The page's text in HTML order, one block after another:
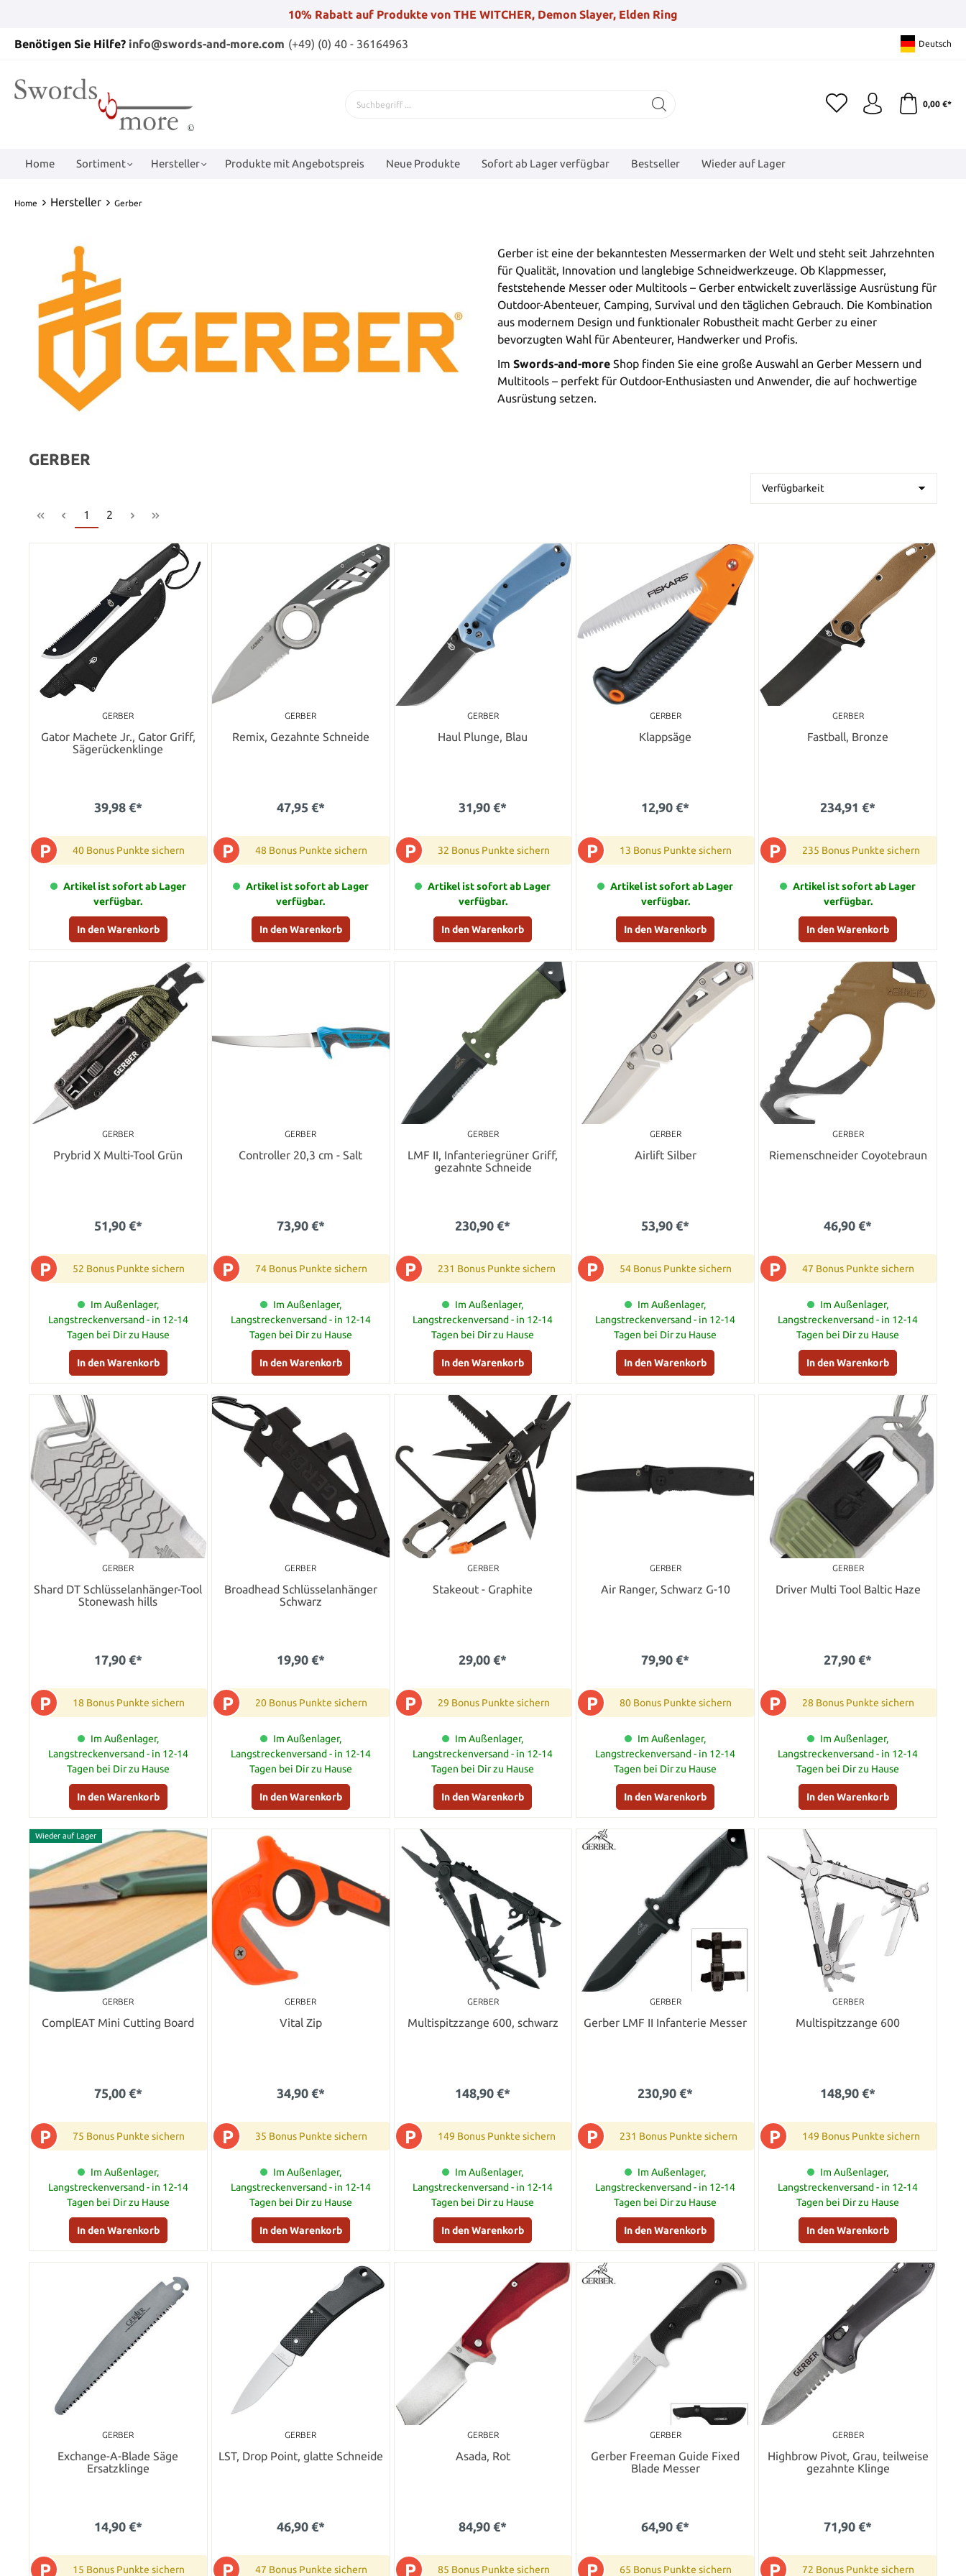
10% Rabatt auf Produkte von THE WITCHER, Demon Slayer, Elden Ring
Benötigen Sie Hilfe? info@swords-and-more.com (+49) (0) 40 - 36164963 Deutsch
0,00 €*
Home Sortiment Hersteller Produkte mit Angebotspreis Neue Produkte Sofort ab Lager verfügbar Bestseller Wieder auf Lager
Home Hersteller Gerber
Gerber ist eine der bekanntesten Messermarken der Welt und steht seit Jahrzehnten
für Qualität, Innovation und langlebige Schneidwerkzeuge. Ob Klappmesser,
feststehende Messer oder Multitools – Gerber entwickelt zuverlässige Ausrüstung für
Outdoor-Abenteuer, Camping, Survival und den täglichen Gebrauch. Die Kombination
aus modernem Design und funktionaler Robustheit macht Gerber zu einer
bevorzugten Wahl für Abenteurer, Handwerker und Profis.
Im Swords-and-more Shop finden Sie eine große Auswahl an Gerber Messern und
Multitools – perfekt für Outdoor-Enthusiasten und Anwender, die auf hochwertige
Ausrüstung setzen.
GERBER
1 2
GERBER
Gator Machete Jr., Gator Griff,
Sägerückenklinge
39,98 €*
P 40 Bonus Punkte sichern
Artikel ist sofort ab Lager
verfügbar.
In den Warenkorb
GERBER
Remix, Gezahnte Schneide
47,95 €*
P 48 Bonus Punkte sichern
Artikel ist sofort ab Lager
verfügbar.
In den Warenkorb
GERBER
Haul Plunge, Blau
31,90 €*
P 32 Bonus Punkte sichern
Artikel ist sofort ab Lager
verfügbar.
In den Warenkorb
GERBER
Klappsäge
12,90 €*
P 13 Bonus Punkte sichern
Artikel ist sofort ab Lager
verfügbar.
In den Warenkorb
GERBER
Fastball, Bronze
234,91 €*
P 235 Bonus Punkte sichern
Artikel ist sofort ab Lager
verfügbar.
In den Warenkorb
GERBER
Prybrid X Multi-Tool Grün
51,90 €*
P 52 Bonus Punkte sichern
Im Außenlager,
Langstreckenversand - in 12-14
Tagen bei Dir zu Hause
In den Warenkorb
GERBER
Controller 20,3 cm - Salt
73,90 €*
P 74 Bonus Punkte sichern
Im Außenlager,
Langstreckenversand - in 12-14
Tagen bei Dir zu Hause
In den Warenkorb
GERBER
LMF II, Infanteriegrüner Griff,
gezahnte Schneide
230,90 €*
P 231 Bonus Punkte sichern
Im Außenlager,
Langstreckenversand - in 12-14
Tagen bei Dir zu Hause
In den Warenkorb
GERBER
Airlift Silber
53,90 €*
P 54 Bonus Punkte sichern
Im Außenlager,
Langstreckenversand - in 12-14
Tagen bei Dir zu Hause
In den Warenkorb
GERBER
Riemenschneider Coyotebraun
46,90 €*
P 47 Bonus Punkte sichern
Im Außenlager,
Langstreckenversand - in 12-14
Tagen bei Dir zu Hause
In den Warenkorb
GERBER
Shard DT Schlüsselanhänger-Tool
Stonewash hills
17,90 €*
P 18 Bonus Punkte sichern
Im Außenlager,
Langstreckenversand - in 12-14
Tagen bei Dir zu Hause
In den Warenkorb
GERBER
Broadhead Schlüsselanhänger
Schwarz
19,90 €*
P 20 Bonus Punkte sichern
Im Außenlager,
Langstreckenversand - in 12-14
Tagen bei Dir zu Hause
In den Warenkorb
GERBER
Stakeout - Graphite
29,00 €*
P 29 Bonus Punkte sichern
Im Außenlager,
Langstreckenversand - in 12-14
Tagen bei Dir zu Hause
In den Warenkorb
GERBER
Air Ranger, Schwarz G-10
79,90 €*
P 80 Bonus Punkte sichern
Im Außenlager,
Langstreckenversand - in 12-14
Tagen bei Dir zu Hause
In den Warenkorb
GERBER
Driver Multi Tool Baltic Haze
27,90 €*
P 28 Bonus Punkte sichern
Im Außenlager,
Langstreckenversand - in 12-14
Tagen bei Dir zu Hause
In den Warenkorb
Wieder auf Lager
GERBER
ComplEAT Mini Cutting Board
75,00 €*
P 75 Bonus Punkte sichern
Im Außenlager,
Langstreckenversand - in 12-14
Tagen bei Dir zu Hause
In den Warenkorb
GERBER
Vital Zip
34,90 €*
P 35 Bonus Punkte sichern
Im Außenlager,
Langstreckenversand - in 12-14
Tagen bei Dir zu Hause
In den Warenkorb
GERBER
Multispitzzange 600, schwarz
148,90 €*
P 149 Bonus Punkte sichern
Im Außenlager,
Langstreckenversand - in 12-14
Tagen bei Dir zu Hause
In den Warenkorb
GERBER
Gerber LMF II Infanterie Messer
230,90 €*
P 231 Bonus Punkte sichern
Im Außenlager,
Langstreckenversand - in 12-14
Tagen bei Dir zu Hause
In den Warenkorb
GERBER
Multispitzzange 600
148,90 €*
P 149 Bonus Punkte sichern
Im Außenlager,
Langstreckenversand - in 12-14
Tagen bei Dir zu Hause
In den Warenkorb
GERBER
Exchange-A-Blade Säge
Ersatzklinge
14,90 €*
P 15 Bonus Punkte sichern
GERBER
LST, Drop Point, glatte Schneide
46,90 €*
P 47 Bonus Punkte sichern
GERBER
Asada, Rot
84,90 €*
P 85 Bonus Punkte sichern
GERBER
Gerber Freeman Guide Fixed
Blade Messer
64,90 €*
P 65 Bonus Punkte sichern
GERBER
Highbrow Pivot, Grau, teilweise
gezahnte Klinge
71,90 €*
P 72 Bonus Punkte sichern